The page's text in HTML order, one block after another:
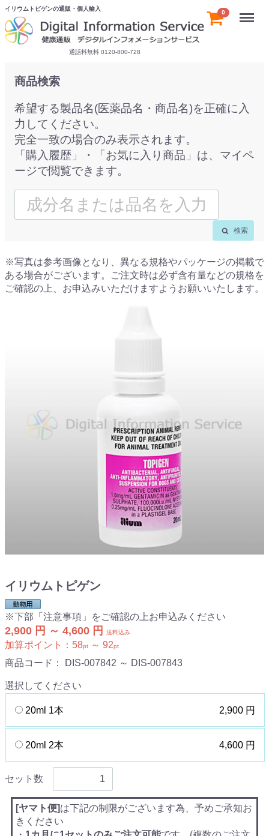
イリウムトピゲンの通販・個人輸入
通話料無料 0120-800-728
0 Menu
商品検索
希望する製品名(医薬品名・商品名)を正確に入
力してください。
完全一致の場合のみ表示されます。
「購入履歴」・「お気に入り商品」は、マイペ
ージで閲覧できます。
検索
※写真は参考画像となり、異なる規格やパッケージの掲載で
ある場合がございます。ご注文時は必ず含有量などの規格を
ご確認の上、お申込みいただけますようお願いいたします。
イリウムトピゲン
※下部「注意事項」をご確認の上お申込みください
2,900 円 ～ 4,600 円 送料込み
加算ポイント： 58pt ～ 92pt
商品コード： DIS-007842 ～ DIS-007843
選択してください
20ml 1本 2,900 円
20ml 2本 4,600 円
セット数
[ヤマト便]は下記の制限がございます為、予めご承知お
きください